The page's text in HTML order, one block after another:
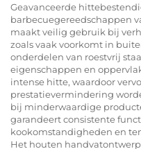
Geavanceerde
barbecuegereedschappen
maakt veilig gebruik bij
zoals vaak voorkomt in
onderdelen van roestvrij
eigenschappen en
intense hitte, waardoor
prestatievermindering
bij minderwaardige
garandeert consistente
kookomstandigheden en
Het houten